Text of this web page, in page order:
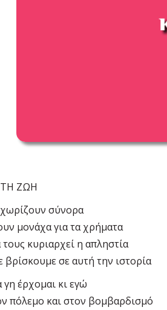
ΖΩΗ
σύνορα
μονάχα για τα χρήματα
κυριαρχεί η απληστία
σε αυτή την ιστορία
γη έρχομαι κι εγώ
πόλεμο και στον βομβαρδισμό